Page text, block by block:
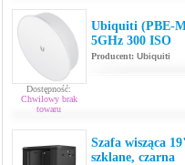
Dostępność:
Chwilowy brak
towaru
Ubiquiti (PBE-
5GHz 300 ISO
Producent: Ubiquiti
Szafa wisząca
szklane, czarna